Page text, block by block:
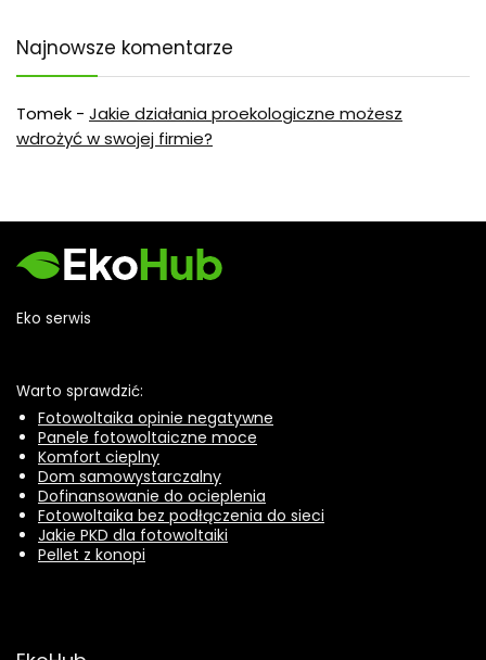
Najnowsze komentarze
Tomek - Jakie działania proekologiczne możesz
wdrożyć w swojej firmie?
Eko serwis
Warto sprawdzić:
Fotowoltaika opinie negatywne
Panele fotowoltaiczne moce
Komfort cieplny
Dom samowystarczalny
Dofinansowanie do ocieplenia
Fotowoltaika bez podłączenia do sieci
Jakie PKD dla fotowoltaiki
Pellet z konopi